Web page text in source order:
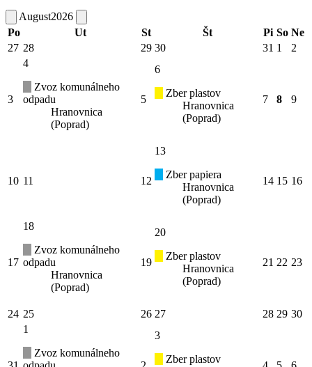
August2026
Po
Ut St Št Pi So Ne
27 28 29 30 31 1 2
3
4
Zvoz komunálneho
odpadu
Hranovnica
(Poprad)
5
6
Zber plastov
Hranovnica
(Poprad)
7 8 9
10 11 12
13
Zber papiera
Hranovnica
(Poprad)
14 15 16
17
18
Zvoz komunálneho
odpadu
Hranovnica
(Poprad)
19
20
Zber plastov
Hranovnica
(Poprad)
21 22 23
24 25 26 27 28 29 30
1
Zvoz komunálneho
3
Zber plastov